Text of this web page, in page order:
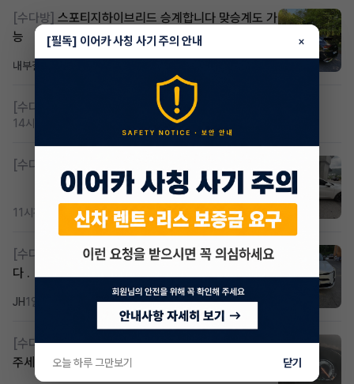
[수다방] 스포티지하이브리드 승계합니다 맞승계도 가
능
내부결재
[수다방] 저신용 무심사 or 신차 렌트 찾으시는분!!
14시간 전
[수다방]
11시간 전 조회 417댓글 3
[수다방]
다 .
JH1일 전 댓글 2
[수다방] Gv70 승계자분 구합니다 지원금 협의연락
주세요
[필독] 이어카 사칭 사기 주의 안내 ×
오늘 하루 그만보기 닫기